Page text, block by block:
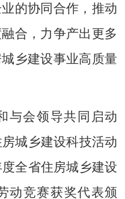
的协同合作，推动
合，力争产出更多
乡建设事业高质量
与会领导共同启动
城乡建设科技活动
度全省住房城乡建设
动竞赛获奖代表颁